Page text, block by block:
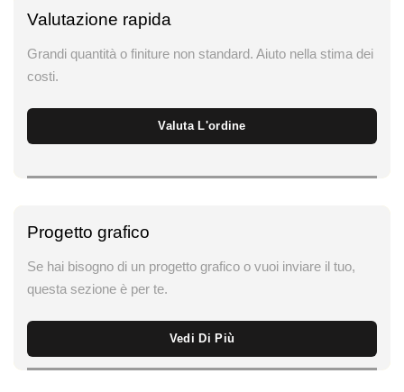
Valutazione rapida
Grandi quantità o finiture non standard. Aiuto nella stima dei
costi.
Valuta L'ordine
Progetto grafico
Se hai bisogno di un progetto grafico o vuoi inviare il tuo,
questa sezione è per te.
Vedi Di Più